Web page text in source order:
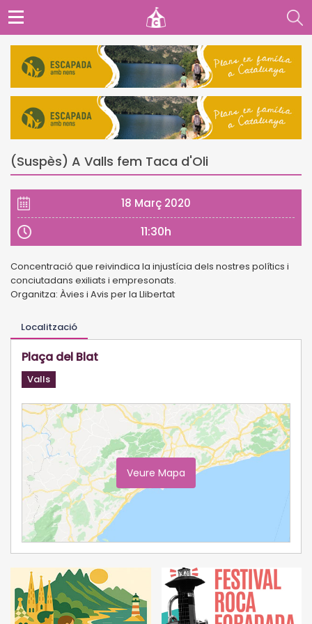
(Suspès) A Valls fem Taca d'Oli
18 Març 2020
11:30h
Concentració que reivindica la injustícia dels nostres polítics i
conciutadans exiliats i empresonats.
Organitza: Àvies i Avis per la Llibertat
Localització
Plaça del Blat
Valls
Veure Mapa